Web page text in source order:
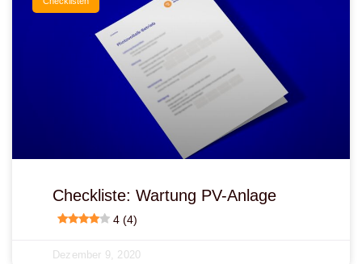
Checkliste: Wartung PV-Anlage
4 (4)
Dezember 9, 2020